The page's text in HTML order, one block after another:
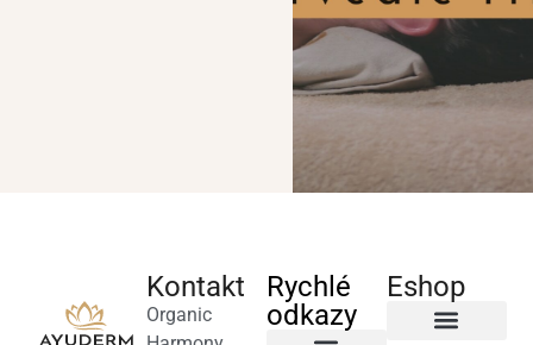
Kontakt
Organic
Rychlé
odkazy
Eshop